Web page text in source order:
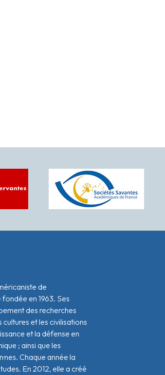
de
en 1963. Ses
des recherches
et les civilisations
et la défense en
; ainsi que les
Chaque année la
En 2012, elle a créé